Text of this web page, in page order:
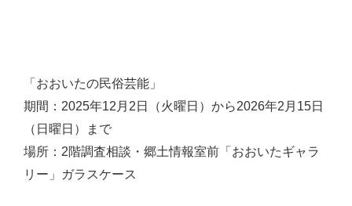
「おおいたの民俗芸能」
期間：2025年12月2日（火曜日）から2026年2月15日
（日曜日）まで
場所：2階調査相談・郷土情報室前「おおいたギャラ
リー」ガラスケース